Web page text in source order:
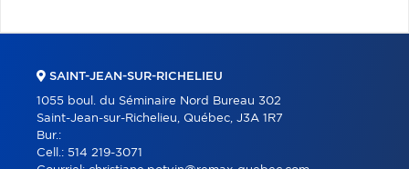
SAINT-JEAN-SUR-RICHELIEU
1055 boul. du Séminaire Nord Bureau 302
Saint-Jean-sur-Richelieu, Québec, J3A 1R7
Bur.:
Cell.: 514 219-3071